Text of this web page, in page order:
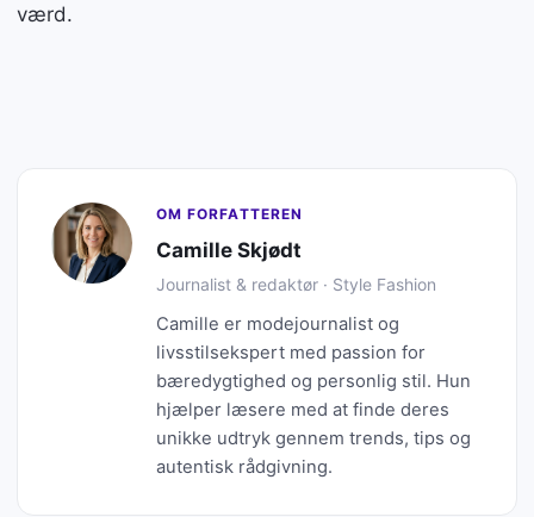
værd.
OM FORFATTEREN
Camille Skjødt
Journalist & redaktør · Style Fashion
Camille er modejournalist og
livsstilsekspert med passion for
bæredygtighed og personlig stil. Hun
hjælper læsere med at finde deres
unikke udtryk gennem trends, tips og
autentisk rådgivning.